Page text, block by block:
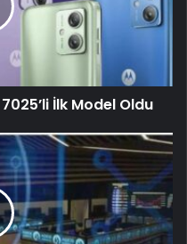
İlk Model Oldu